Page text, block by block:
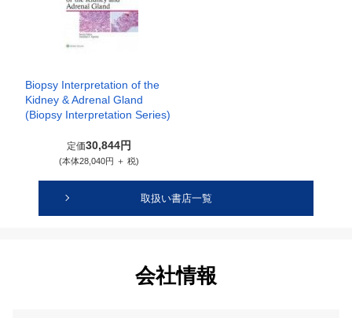
Biopsy Interpretation of the
Kidney & Adrenal Gland
(Biopsy Interpretation Series)
定価30,844円
(本体28,040円 ＋ 税)
取扱い書店一覧
会社情報